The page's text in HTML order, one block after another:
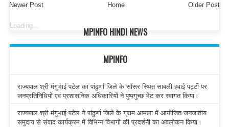
Newer Post Older Post
Home
MPINFO HINDI NEWS
Loading...
MPINFO
राज्यपाल श्री मंगुभाई पटेल का पांढुर्णा जिले के सौंसर स्थित सावली हवाई पट्टी पर
जनप्रतिनिधियों एवं प्रशासनिक अधिकारियों ने पुष्पगुच्छ भेंट कर स्वागत किया।
राज्यपाल श्री मंगुभाई पटेल ने पांढुर्णा जिले के ग्राम आमला में आयोजित जनजातीय
समुदाय से संवाद कार्यक्रम में विभिन्न विभागों की प्रदर्शनी का अवलोकन किया।